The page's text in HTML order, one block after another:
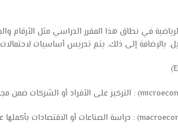
في نطاق هذا المقرر الدراسي مثل الأرقام
بالإضافة إلى ذلك، يتم تدريس أساسيات